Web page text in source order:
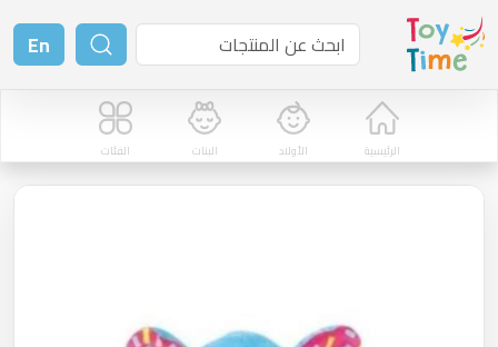
En
الرئيسية الأولاد البنات الفئات